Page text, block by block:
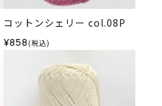
コットンシェリー col.08P
¥858 (税込)